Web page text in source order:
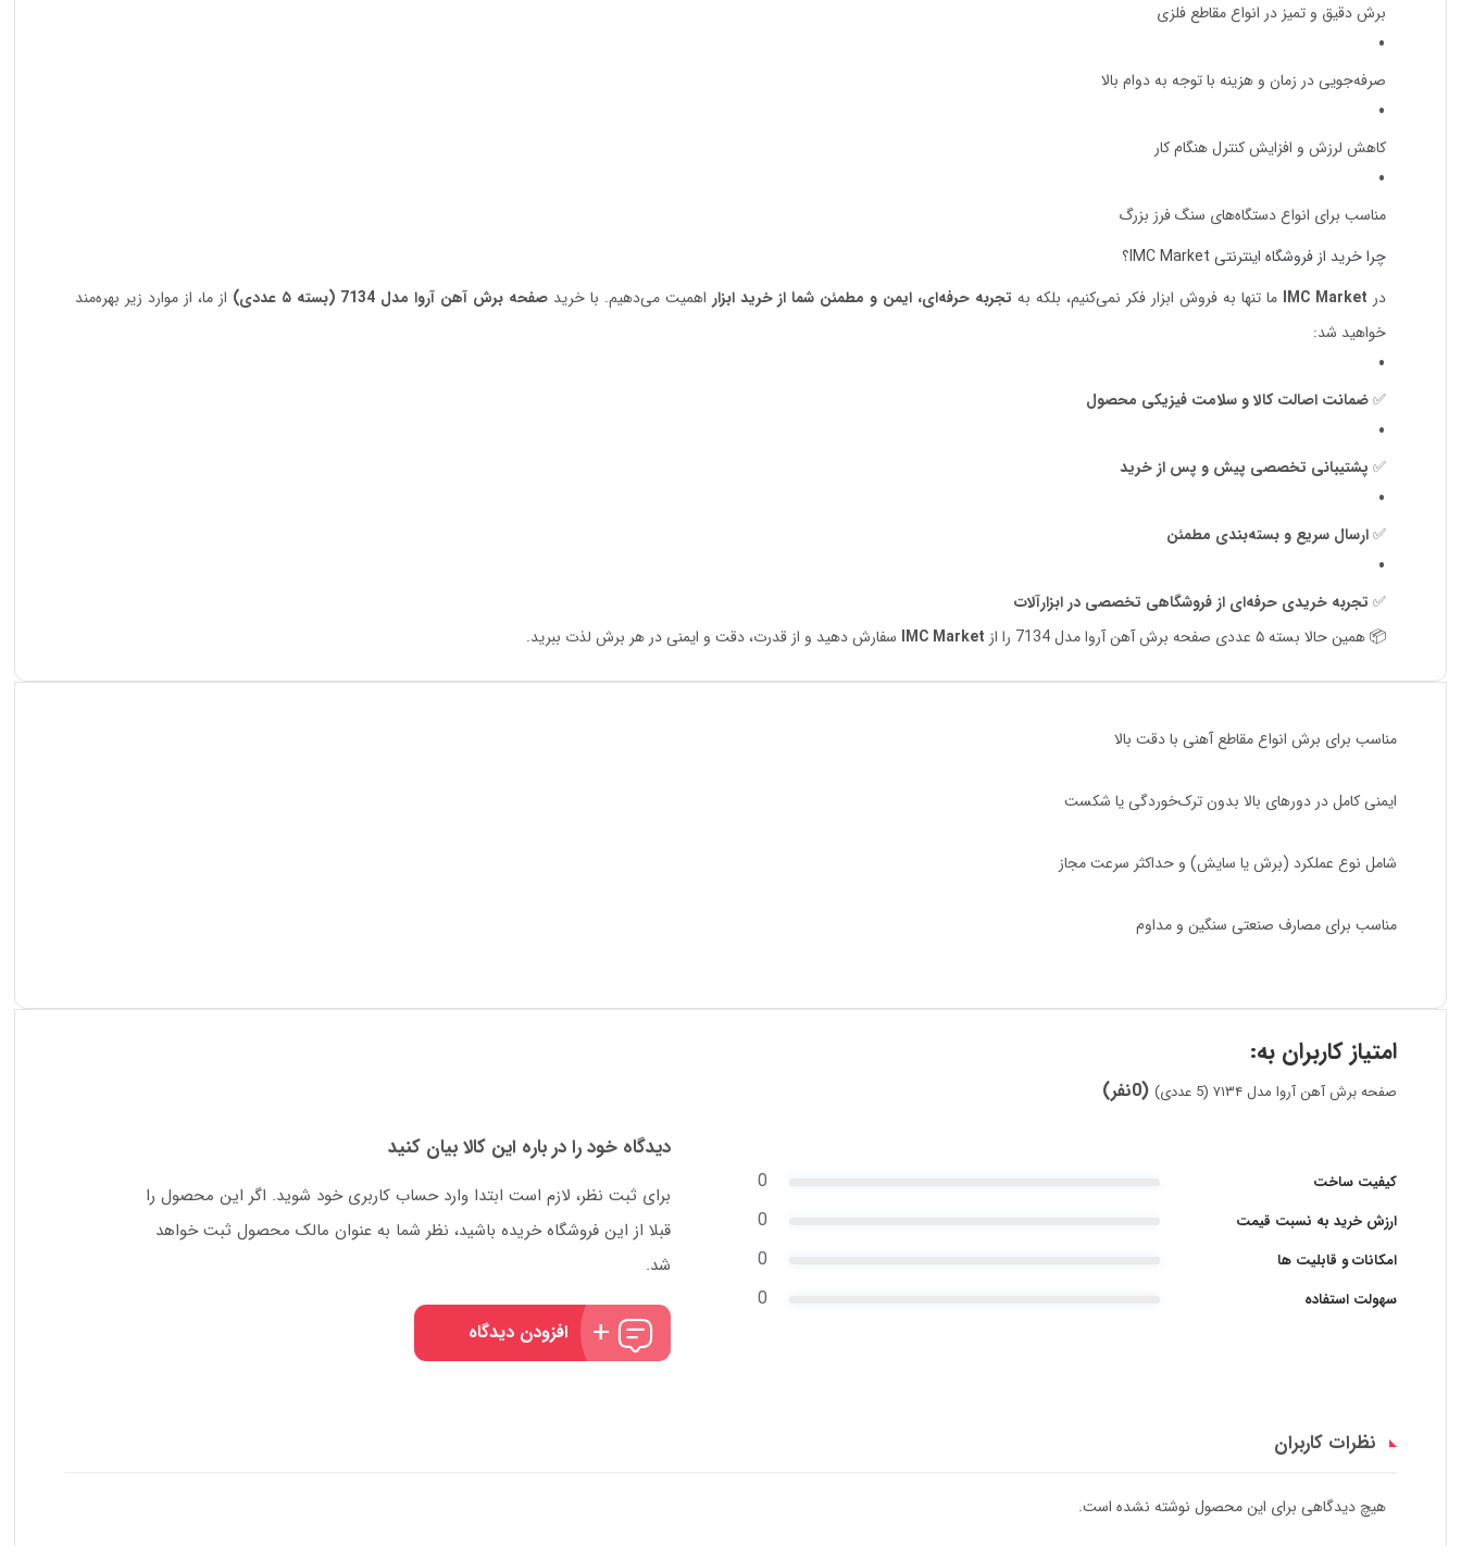
برش دقیق و تمیز در انواع مقاطع فلزی
صرفه‌جویی در زمان و هزینه با توجه به دوام بالا
کاهش لرزش و افزایش کنترل هنگام کار
مناسب برای انواع دستگاه‌های سنگ فرز بزرگ
چرا خرید از فروشگاه اینترنتی IMC Market؟
در IMC Market ما تنها به فروش ابزار فکر نمی‌کنیم، بلکه به تجربه حرفه‌ای، ایمن و مطمئن شما از خرید ابزار اهمیت می‌دهیم. با خریدصفحه برش آهن آروا مدل 7134 (بسته ۵ عددی)
از ما، از موارد زیر بهره‌مند
خواهید شد:
✅ضمانت اصالت کالا و سلامت فیزیکی محصول
✅ پشتیبانی تخصصی پیش و پس از خرید
✅ارسال سریع و بسته‌بندی مطمئن
✅ تجربه خریدی حرفه‌ای از فروشگاهی تخصصی در ابزارآلات
📦 همین حالا بسته ۵ عددی صفحه برش آهن آروا مدل 7134 را از
IMC Market سفارش دهید و از قدرت، دقت و ایمنی در هر برش لذت ببرید.
مناسب برای برش انواع مقاطع آهنی با دقت بالا
ایمنی کامل در دورهای بالا بدون ترک‌خوردگی یا شکست
شامل نوع عملکرد (برش یا سایش) و حداکثر سرعت مجاز
مناسب برای مصارف صنعتی سنگین و مداوم
امتیاز کاربران به:
صفحه برش آهن آروا مدل ۷۱۳۴ (5 عددی) (0نفر)
کیفیت ساخت 0
ارزش خرید به نسبت قیمت 0
امکانات و قابلیت ها 0
سهولت استفاده 0
دیدگاه خود را در باره این کالا بیان کنید
برای ثبت نظر، لازم است ابتدا وارد حساب کاربری خود شوید. اگر این محصول را
قبلا از این فروشگاه خریده باشید، نظر شما به عنوان مالک محصول ثبت خواهد
شد.
افزودن دیدگاه
نظرات کاربران
هیچ دیدگاهی برای این محصول نوشته نشده است.